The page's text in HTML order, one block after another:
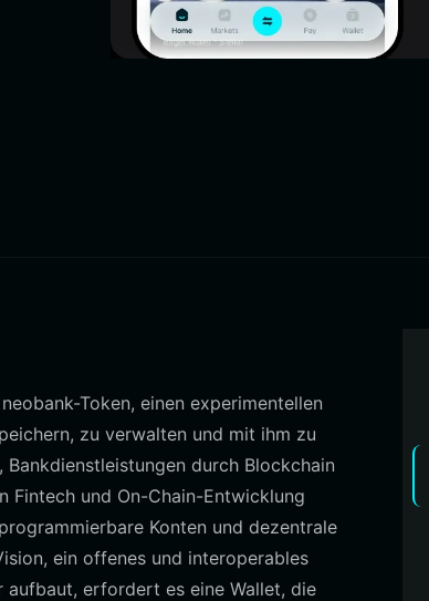
Token, einen experimentellen
zu verwalten und mit ihm zu
durch Blockchain
Fintech und On-Chain-Entwicklung
Konten und dezentrale
ein offenes und interoperables
erfordert es eine Wallet, die